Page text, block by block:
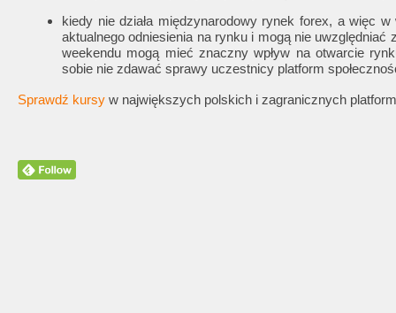
kiedy nie działa międzynarodowy rynek forex, a więc
aktualnego odniesienia na rynku i mogą nie
weekendu mogą mieć znaczny wpływ na otwarcie
sobie nie zdawać sprawy uczestnicy platform
Sprawdź kursy w największych polskich i zagranicznych